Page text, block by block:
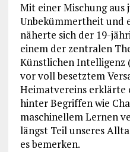
Mit einer Mischung aus
Unbekümmertheit und
näherte sich der 19-
einem der zentralen
Künstlichen Intelligenz
vor voll besetztem
Heimatvereins erklärte
hinter Begriffen wie
maschinellem Lernen
längst Teil unseres
es bemerken.